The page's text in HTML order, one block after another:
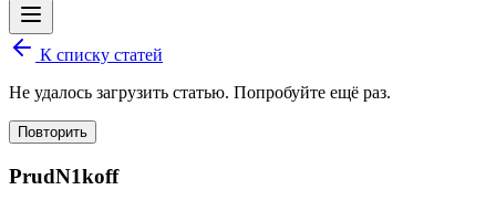
К списку статей
Не удалось загрузить статью. Попробуйте ещё раз.
Повторить
PrudN1koff